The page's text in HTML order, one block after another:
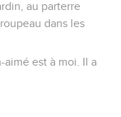
au parterre
dans les
est à moi. Il a